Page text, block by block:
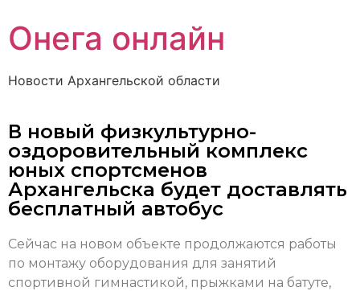
Онега онлайн
Новости Архангельской области
В новый физкультурно-
оздоровительный комплекс
юных спортсменов
Архангельска будет доставлять
бесплатный автобус
Сейчас на новом объекте продолжаются работы
по монтажу оборудования для занятий
спортивной гимнастикой, прыжками на батуте,